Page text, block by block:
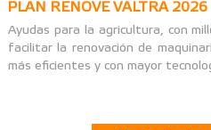
PLAN RENOVE VALTRA 2026
Ayudas para la agricultura, con
facilitar la renovación de
más eficientes y con mayor